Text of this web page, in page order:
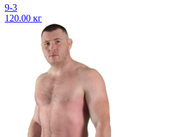
9-3
120.00 кг